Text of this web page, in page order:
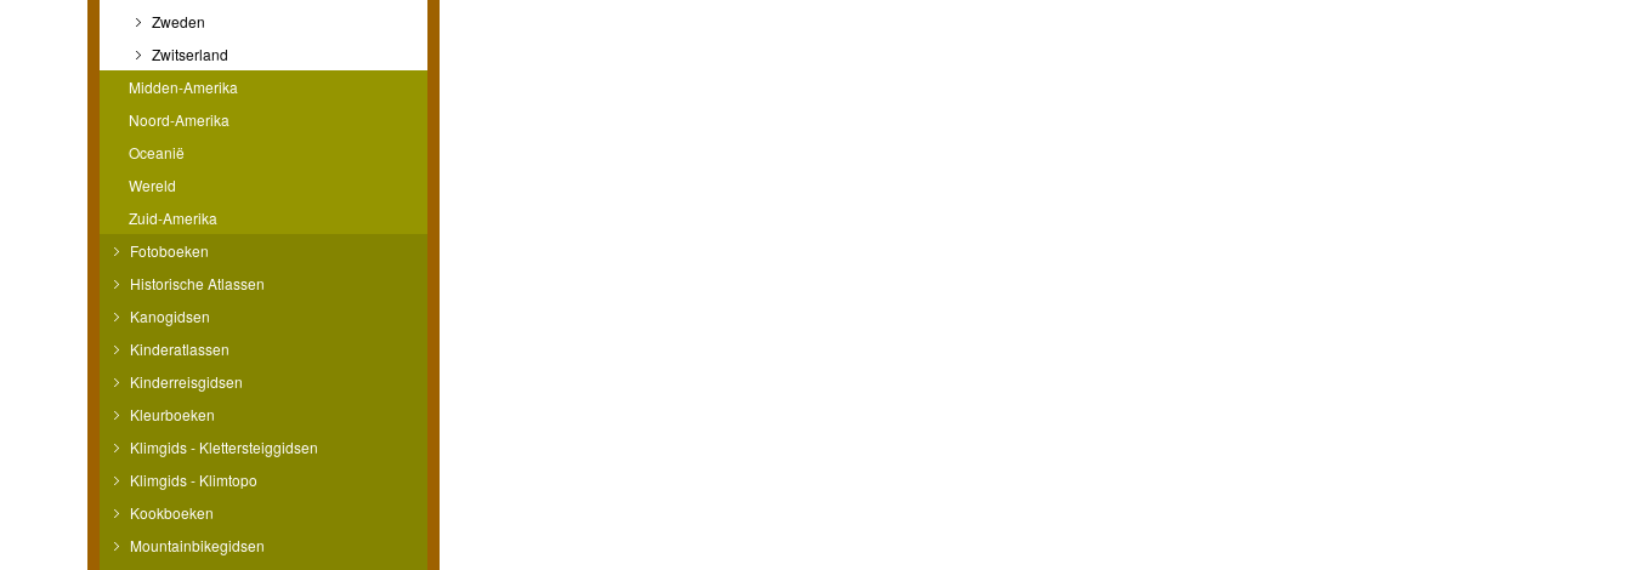
Zweden
Zwitserland
Midden-Amerika
Noord-Amerika
Oceanië
Wereld
Zuid-Amerika
Fotoboeken
Historische Atlassen
Kanogidsen
Kinderatlassen
Kinderreisgidsen
Kleurboeken
Klimgids - Klettersteiggidsen
Klimgids - Klimtopo
Kookboeken
Mountainbikegidsen